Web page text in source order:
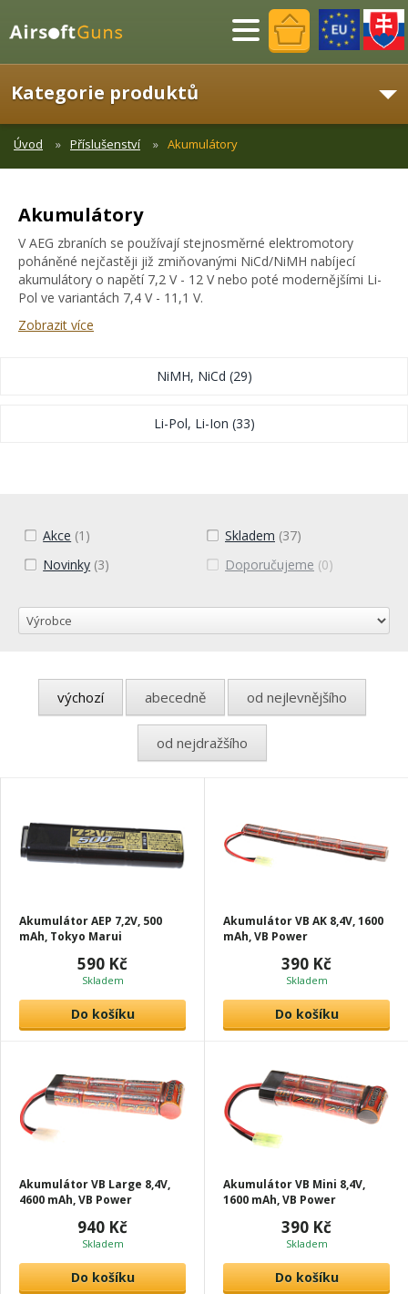
Menu
Kategorie produktů
Úvod Příslušenství Akumulátory
Akumulátory
V AEG zbraních se používají stejnosměrné elektromotory
poháněné nejčastěji již zmiňovanými NiCd/NiMH nabíjecí
akumulátory o napětí 7,2 V - 12 V nebo poté modernějšími Li-
Pol ve variantách 7,4 V - 11,1 V.
Zobrazit více
NiMH, NiCd (29)
Li-Pol, Li-Ion (33)
Akce (1) Skladem (37)
Novinky (3) Doporučujeme (0)
výchozí abecedně od nejlevnějšího
od nejdražšího
Akumulátor AEP 7,2V, 500
mAh, Tokyo Marui
590 Kč
Skladem
Do košíku
Akumulátor VB AK 8,4V, 1600
mAh, VB Power
390 Kč
Skladem
Do košíku
Akumulátor VB Large 8,4V,
4600 mAh, VB Power
940 Kč
Skladem
Do košíku
Akumulátor VB Mini 8,4V,
1600 mAh, VB Power
390 Kč
Skladem
Do košíku